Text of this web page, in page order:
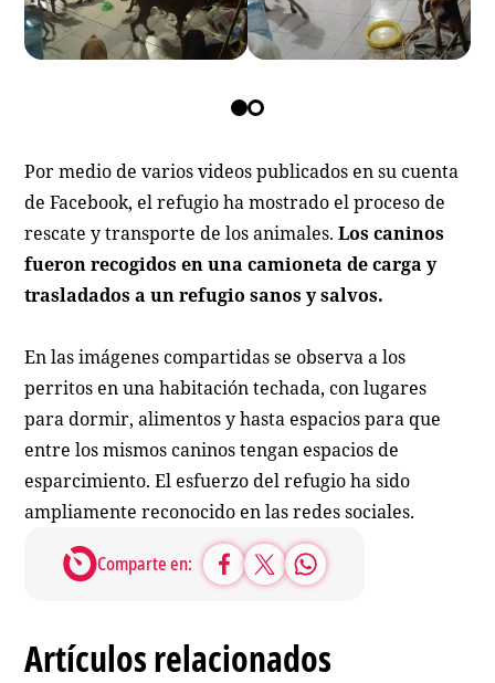
Por medio de varios videos publicados en su cuenta
de Facebook, el refugio ha mostrado el proceso de
rescate y transporte de los animales.Los caninos
fueron recogidos en una camioneta de carga y
trasladados a un refugio sanos y salvos.
En las imágenes compartidas se observa a los
perritos en una habitación techada, con lugares
para dormir, alimentos y hasta espacios para que
entre los mismos caninos tengan espacios de
esparcimiento. El esfuerzo del refugio ha sido
ampliamente reconocido en las redes sociales.
Comparte en:
Artículos relacionados